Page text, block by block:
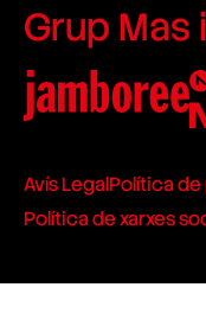
Grup Mas
Avís LegalPolítica
Política de xarxes